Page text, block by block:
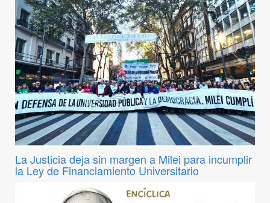
La Justicia deja sin margen a Milei para incumplir
la Ley de Financiamiento Universitario